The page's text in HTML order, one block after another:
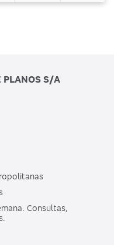
PLANOS S/A
Consultas,